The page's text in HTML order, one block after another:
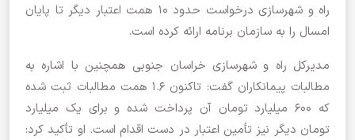
راه و شهرسازی درخواست حدود ۱۰ همت اعتبار دیگر تا پایان
امسال را به سازمان برنامه ارائه کرده است.
مدیرکل راه و شهرسازی خراسان جنوبی همچنین با اشاره به
مطالبات پیمانکاران گفت: تاکنون ۱.۶ همت مطالبات ثبت شده
که ۶۰۰ میلیارد تومان آن پرداخت شده و برای یک میلیارد
تومان دیگر نیز تأمین اعتبار در دست اقدام است. او تأکید کرد: